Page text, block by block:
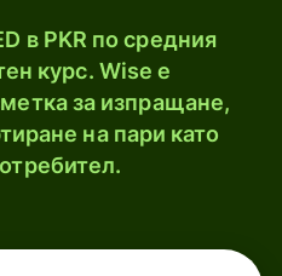
в PKR по средния
курс. Wise е
за изпращане,
на пари като